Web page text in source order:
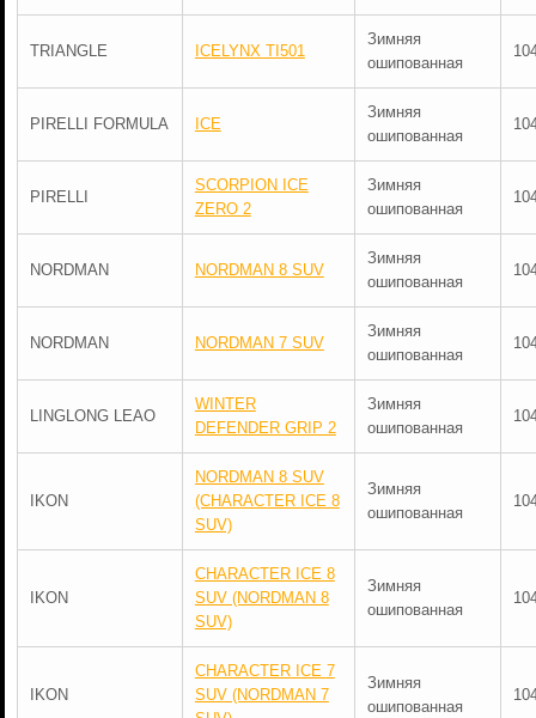
TRIANGLE ICELYNX TI501
Зимняя
ошипованная
PIRELLI FORMULA ICE
Зимняя
ошипованная
PIRELLI
SCORPION ICE
ZERO 2
Зимняя
ошипованная
NORDMAN NORDMAN 8 SUV
Зимняя
ошипованная
NORDMAN NORDMAN 7 SUV
Зимняя
ошипованная
LINGLONG LEAO
WINTER
DEFENDER GRIP 2
Зимняя
ошипованная
IKON
NORDMAN 8 SUV
(CHARACTER ICE 8
SUV)
Зимняя
ошипованная
IKON
CHARACTER ICE 8
SUV (NORDMAN 8
SUV)
Зимняя
ошипованная
IKON
CHARACTER ICE 7
SUV (NORDMAN 7
Зимняя
ошипованная